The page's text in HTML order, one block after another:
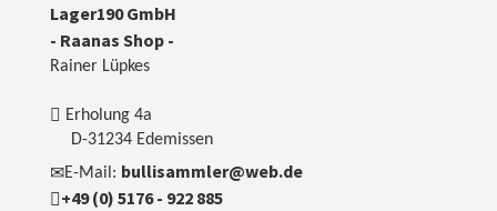
Lager190 GmbH
- Raanas Shop -
Rainer Lüpkes
Erholung 4a
D-31234 Edemissen
E-Mail: bullisammler@web.de
+49 (0) 5176 - 922 885